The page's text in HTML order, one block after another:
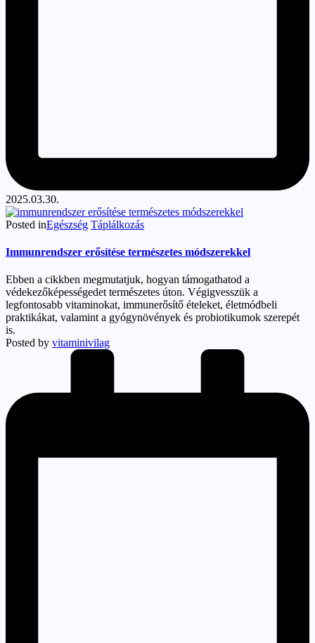
2025.03.30.
Posted inEgészség Táplálkozás
Immunrendszer erősítése természetes módszerekkel
Ebben a cikkben megmutatjuk, hogyan támogathatod a
védekezőképességedet természetes úton. Végigvesszük a
legfontosabb vitaminokat, immunerősítő ételeket, életmódbeli
praktikákat, valamint a gyógynövények és probiotikumok szerepét
is.
Posted by vitaminivilag